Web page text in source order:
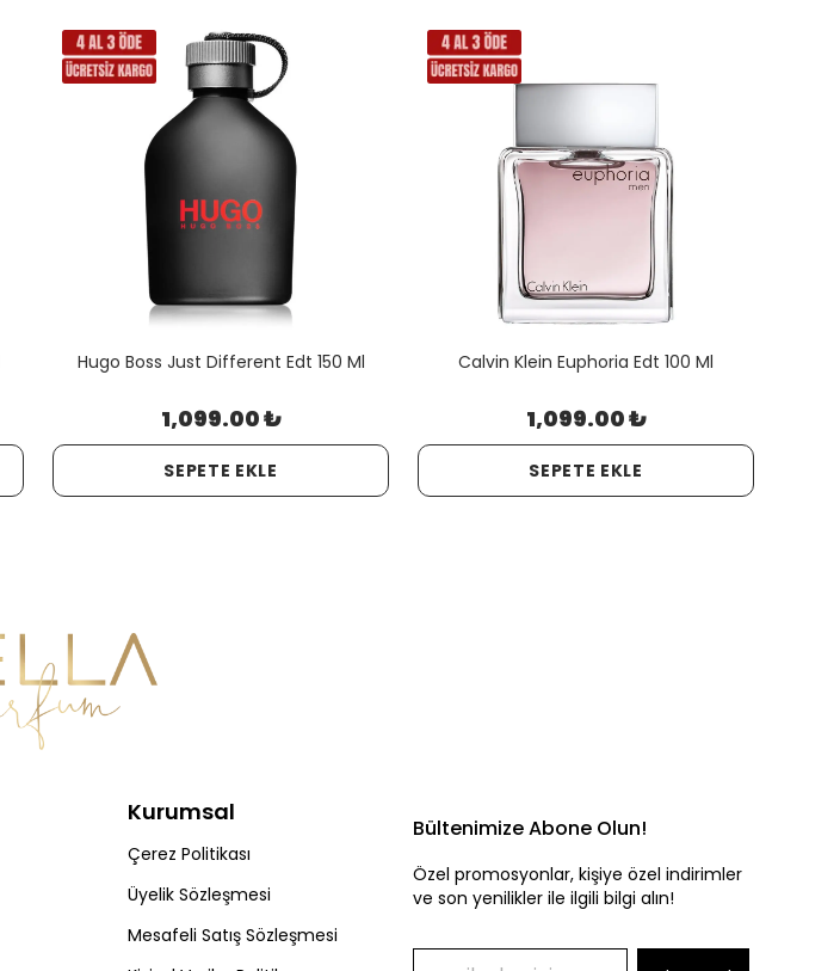
Hugo Boss Just Different Edt 150 Ml
1,099.00 ₺
SEPETE EKLE
Calvin Klein Euphoria Edt 100 Ml
1,099.00 ₺
SEPETE EKLE
Kurumsal
Çerez Politikası
Üyelik Sözleşmesi
Mesafeli Satış Sözleşmesi
Bültenimize Abone Olun!
Özel promosyonlar, kişiye özel indirimler
ve son yenilikler ile ilgili bilgi alın!